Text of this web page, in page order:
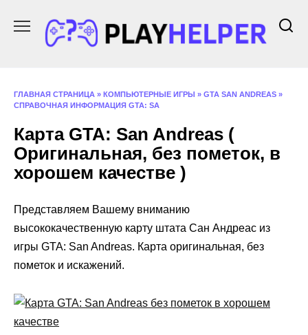
содержанию
ГЛАВНАЯ СТРАНИЦА » КОМПЬЮТЕРНЫЕ ИГРЫ » GTA SAN ANDREAS »
СПРАВОЧНАЯ ИНФОРМАЦИЯ GTA: SA
Карта GTA: San Andreas (
Оригинальная, без пометок, в
хорошем качестве )
Представляем Вашему вниманию
высококачественную карту штата Сан Андреас из
игры GTA: San Andreas. Карта оригинальная, без
пометок и искажений.